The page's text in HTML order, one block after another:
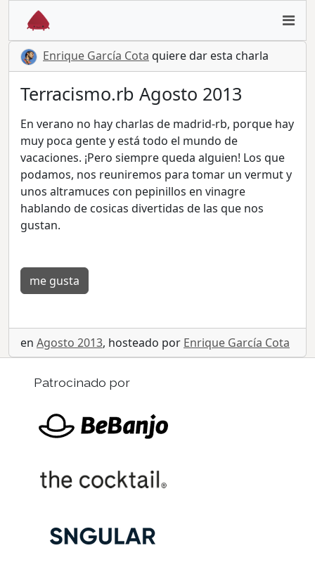
Enrique García Cota quiere dar esta charla
Terracismo.rb Agosto 2013
En verano no hay charlas de madrid-rb, porque hay
muy poca gente y está todo el mundo de
vacaciones. ¡Pero siempre queda alguien! Los que
podamos, nos reuniremos para tomar un vermut y
unos altramuces con pepinillos en vinagre
hablando de cosicas divertidas de las que nos
gustan.
me gusta
en Agosto 2013, hosteado por Enrique García Cota
Patrocinado por